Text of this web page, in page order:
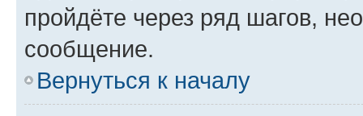
пройдёте через ряд шагов,
сообщение.
Вернуться к началу